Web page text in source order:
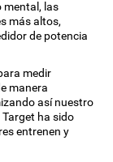
mental, las
más altos,
de potencia
medir
manera
así nuestro
ha sido
entrenen y